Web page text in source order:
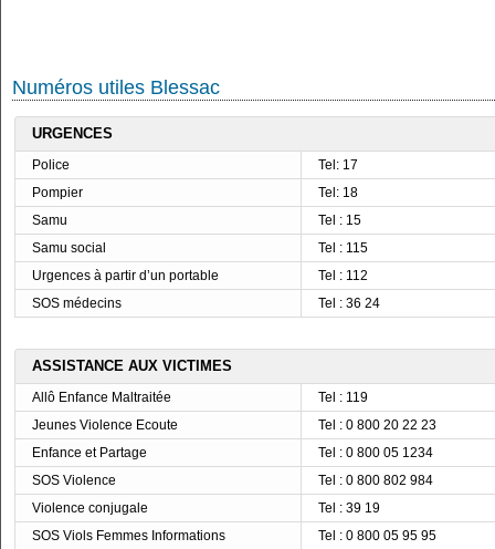
Numéros utiles Blessac
URGENCES
Police
Tel: 17
Pompier
Tel: 18
Samu
Tel : 15
Samu social
Tel : 115
Urgences à partir d’un portable
Tel : 112
SOS médecins
Tel : 36 24
ASSISTANCE AUX VICTIMES
Allô Enfance Maltraitée
Tel : 119
Jeunes Violence Ecoute
Tel : 0 800 20 22 23
Enfance et Partage
Tel : 0 800 05 1234
SOS Violence
Tel : 0 800 802 984
Violence conjugale
Tel : 39 19
SOS Viols Femmes Informations
Tel : 0 800 05 95 95